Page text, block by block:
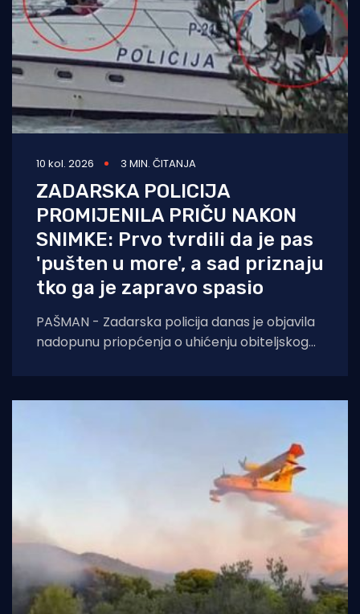
10 kol. 2026 3 MIN. ČITANJA
ZADARSKA POLICIJA
PROMIJENILA PRIČU NAKON
SNIMKE: Prvo tvrdili da je pas
'pušten u more', a sad priznaju
tko ga je zapravo spasio
PAŠMAN - Zadarska policija danas je objavila
nadopunu priopćenja o uhićenju obiteljskog